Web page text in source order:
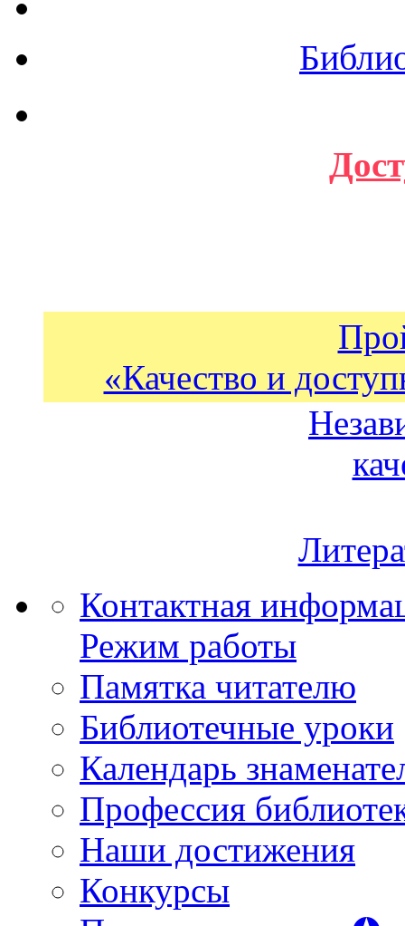
«Качество и
Контактная
Режим работы
Памятка читателю
Библиотечные уроки
Календарь
Профессия
Наши достижения
Конкурсы